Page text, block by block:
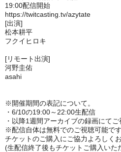
19:00配信開始
https://twitcasting.tv/azytate
[出演]
松本耕平
フクイヒロキ
[リモート出演]
河野圭佑
asahi
※開催期間の表記について。
・6/10の19:00～22:00生配信
・以降1週間アーカイブの録画にてご
※配信自体は無料でのご視聴可能です
チケットのご購入にご協力よろしく
(生配信終了後もチケットご購入いた